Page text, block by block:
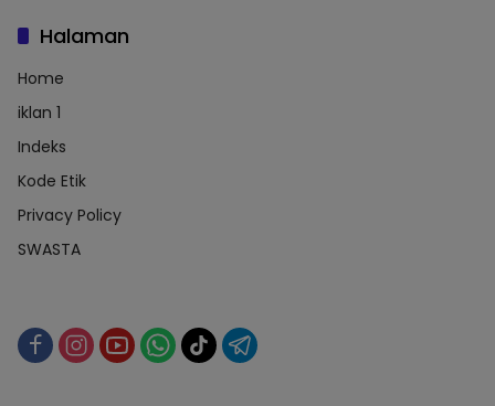
Halaman
Home
iklan 1
Indeks
Kode Etik
Privacy Policy
SWASTA